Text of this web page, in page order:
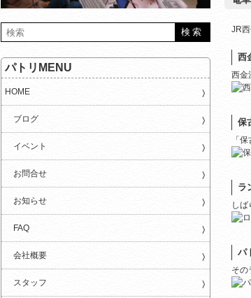
JR
西
西金
保
「
ラ
し
パ
その
パトリMENU
HOME
ブログ
イベント
お問合せ
お知らせ
FAQ
会社概要
スタッフ